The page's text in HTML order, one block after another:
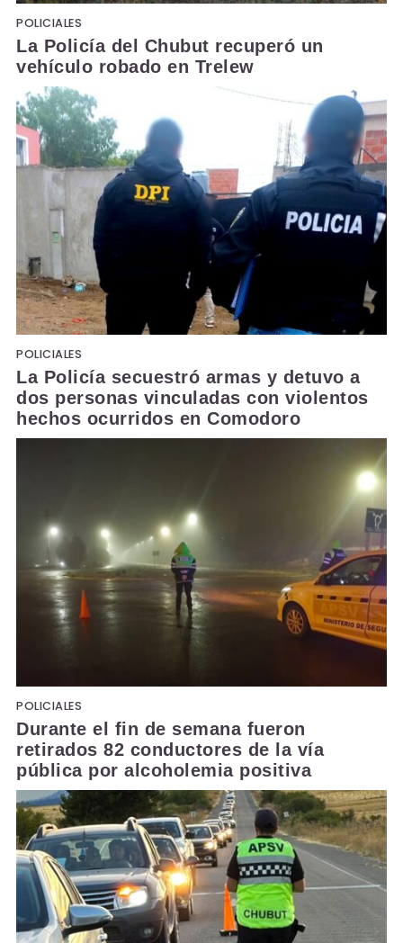
POLICIALES
La Policía del Chubut recuperó un
vehículo robado en Trelew
POLICIALES
La Policía secuestró armas y detuvo a
dos personas vinculadas con violentos
hechos ocurridos en Comodoro
POLICIALES
Durante el fin de semana fueron
retirados 82 conductores de la vía
pública por alcoholemia positiva